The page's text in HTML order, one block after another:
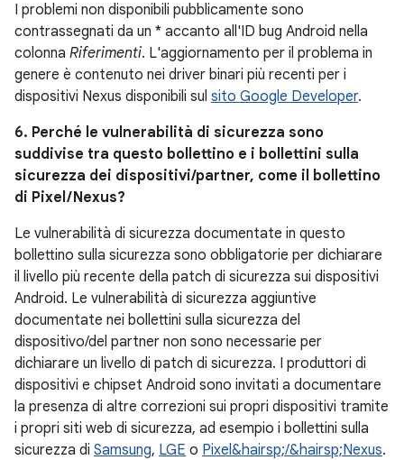
I problemi non disponibili pubblicamente sono
contrassegnati da un * accanto all'ID bug Android nella
colonna Riferimenti. L'aggiornamento per il problema in
genere è contenuto nei driver binari più recenti per i
dispositivi Nexus disponibili sul sito Google Developer.
6. Perché le vulnerabilità di sicurezza sono
suddivise tra questo bollettino e i bollettini sulla
sicurezza dei dispositivi/partner, come il bollettino
di Pixel / Nexus?
Le vulnerabilità di sicurezza documentate in questo
bollettino sulla sicurezza sono obbligatorie per dichiarare
il livello più recente della patch di sicurezza sui dispositivi
Android. Le vulnerabilità di sicurezza aggiuntive
documentate nei bollettini sulla sicurezza del
dispositivo/del partner non sono necessarie per
dichiarare un livello di patch di sicurezza. I produttori di
dispositivi e chipset Android sono invitati a documentare
la presenza di altre correzioni sui propri dispositivi tramite
i propri siti web di sicurezza, ad esempio i bollettini sulla
sicurezza di Samsung, LGE o Pixel&hairsp;/&hairsp;Nexus.